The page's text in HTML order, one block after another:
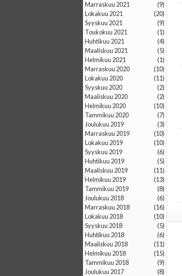
marraskuu 2021
(9)
lokakuu 2021
(20)
syyskuu 2021
(9)
toukokuu 2021
(1)
huhtikuu 2021
(4)
maaliskuu 2021
(5)
helmikuu 2021
(1)
marraskuu 2020
(10)
lokakuu 2020
(11)
syyskuu 2020
(2)
maaliskuu 2020
(2)
helmikuu 2020
(10)
tammikuu 2020
(7)
joulukuu 2019
(3)
marraskuu 2019
(10)
lokakuu 2019
(10)
syyskuu 2019
(6)
huhtikuu 2019
(5)
maaliskuu 2019
(11)
helmikuu 2019
(13)
tammikuu 2019
(8)
joulukuu 2018
(6)
marraskuu 2018
(16)
lokakuu 2018
(10)
syyskuu 2018
(5)
huhtikuu 2018
(6)
maaliskuu 2018
(11)
helmikuu 2018
(15)
tammikuu 2018
(9)
joulukuu 2017
(8)